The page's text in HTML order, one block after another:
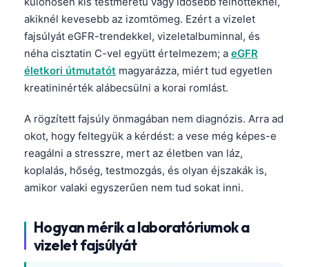
akiknél kevesebb az izomtömeg. Ezért a vizelet
fajsúlyát eGFR-trendekkel, vizeletalbuminnal, és
néha cisztatin C-vel együtt értelmezem; a eGFR
életkori útmutatót magyarázza, miért tud egyetlen
kreatininérték alábecsülni a korai romlást.
A rögzített fajsúly önmagában nem diagnózis. Arra ad
okot, hogy feltegyük a kérdést: a vese még képes-e
reagálni a stresszre, mert az életben van láz,
koplalás, hőség, testmozgás, és olyan éjszakák is,
amikor valaki egyszerűen nem tud sokat inni.
Hogyan mérik a laboratóriumok a
vizelet fajsúlyát